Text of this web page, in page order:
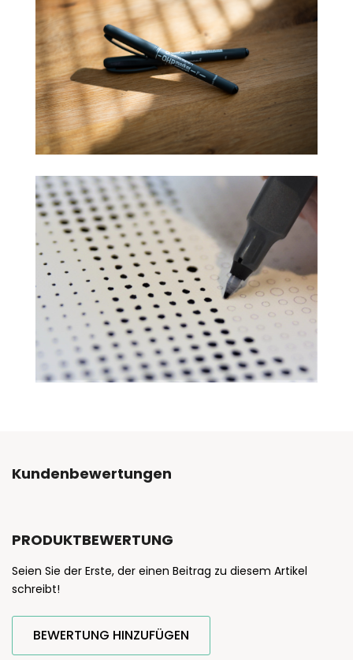
Kundenbewertungen
PRODUKTBEWERTUNG
Seien Sie der Erste, der einen Beitrag zu diesem Artikel
schreibt!
BEWERTUNG HINZUFÜGEN